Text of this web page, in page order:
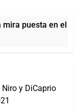
puesta en el
y DiCaprio